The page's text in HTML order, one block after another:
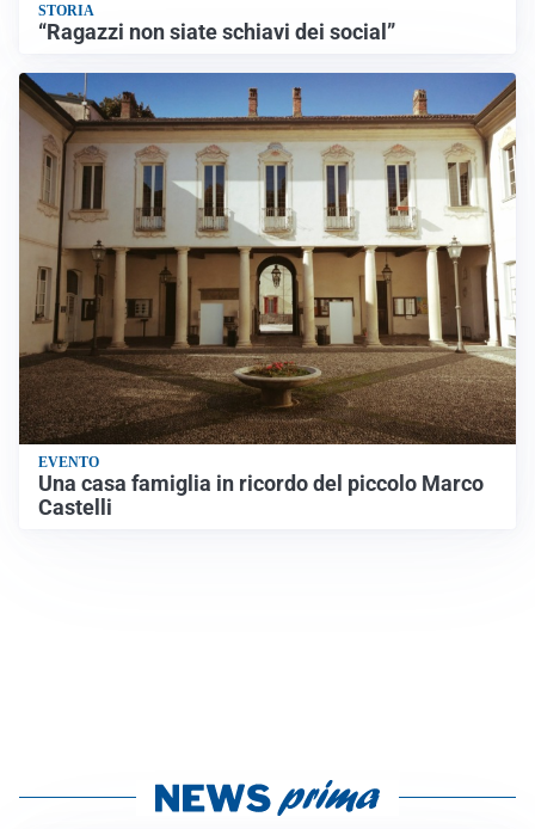
STORIA
“Ragazzi non siate schiavi dei social”
EVENTO
Una casa famiglia in ricordo del piccolo Marco
Castelli